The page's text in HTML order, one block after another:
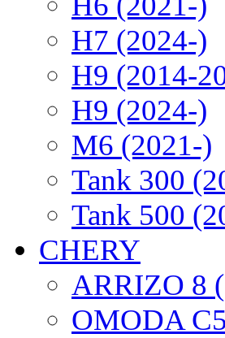
H7 (2024-)
H9 (2014-
H9 (2024-)
M6 (2021-)
Tank 300
Tank 500
CHERY
ARRIZO 8
OMODA